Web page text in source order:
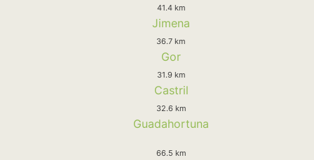
41.4 km
Jimena
36.7 km
Gor
31.9 km
Castril
32.6 km
Guadahortuna
66.5 km